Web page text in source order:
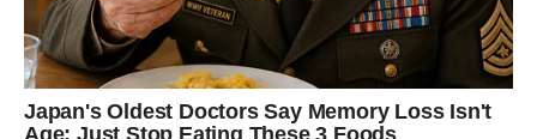
Sudbina vam donosi trenutke koje
ćete dugo pamtiti